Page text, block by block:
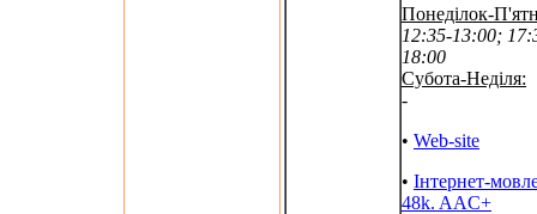
Понеділок-
12:35-13:00;
18:00
Субота-Неділя:
-
• Web-site
• Інтернет-
48k. AAC+